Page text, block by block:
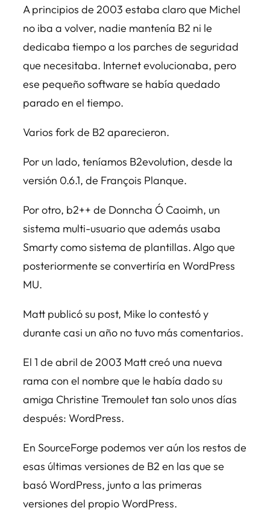
A principios de 2003 estaba claro que Michel
no iba a volver, nadie mantenía B2 ni le
dedicaba tiempo a los parches de seguridad
que necesitaba. Internet evolucionaba, pero
ese pequeño software se había quedado
parado en el tiempo.
Varios fork de B2 aparecieron.
Por un lado, teníamos B2evolution, desde la
versión 0.6.1, de François Planque.
Por otro, b2++ de Donncha Ó Caoimh, un
sistema multi-usuario que además usaba
Smarty como sistema de plantillas. Algo que
posteriormente se convertiría en WordPress
MU.
Matt publicó su post, Mike lo contestó y
durante casi un año no tuvo más comentarios.
El 1 de abril de 2003 Matt creó una nueva
rama con el nombre que le había dado su
amiga Christine Tremoulet tan solo unos días
después: WordPress.
En SourceForge podemos ver aún los restos de
esas últimas versiones de B2 en las que se
basó WordPress, junto a las primeras
versiones del propio WordPress.